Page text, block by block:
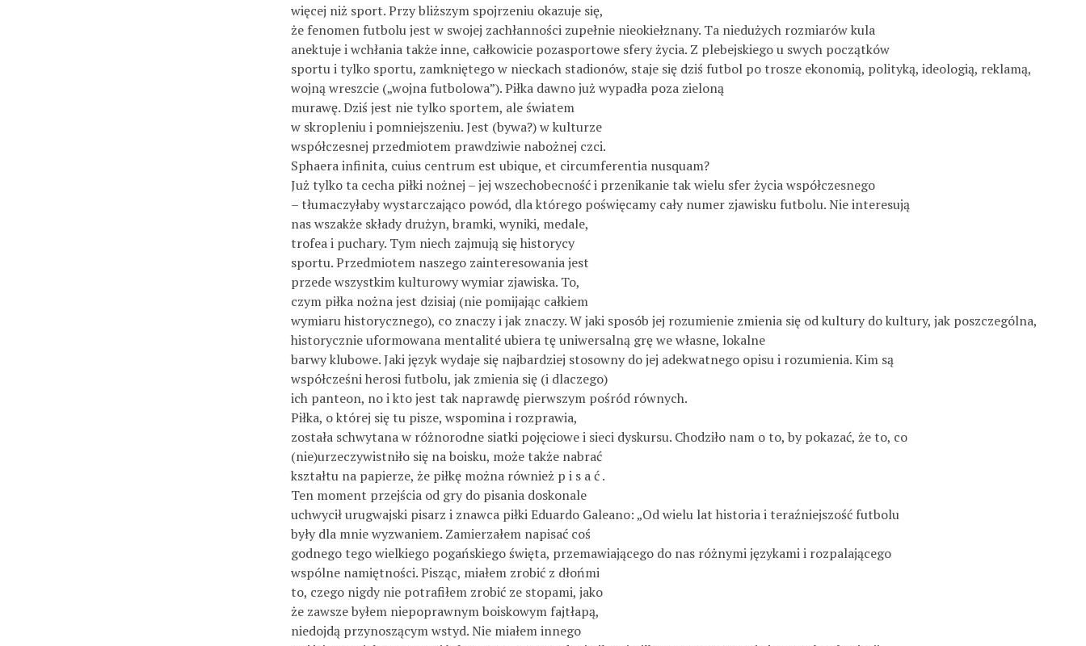
więcej niż sport. Przy bliższym spojrzeniu okazuje się,
że fenomen futbolu jest w swojej zachłanności zupełnie nieokiełznany. Ta niedużych rozmiarów kula
anektuje i wchłania także inne, całkowicie pozasportowe sfery życia. Z plebejskiego u swych początków
sportu i tylko sportu, zamkniętego w nieckach stadionów, staje się dziś futbol po trosze ekonomią, polityką, ideologią, reklamą,
wojną wreszcie („wojna futbolowa”). Piłka dawno już wypadła poza zieloną
murawę. Dziś jest nie tylko sportem, ale światem
w skropleniu i pomniejszeniu. Jest (bywa?) w kulturze
współczesnej przedmiotem prawdziwie nabożnej czci.
Sphaera infinita, cuius centrum est ubique, et circumferentia nusquam?
Już tylko ta cecha piłki nożnej – jej wszechobecność i przenikanie tak wielu sfer życia współczesnego
– tłumaczyłaby wystarczająco powód, dla którego poświęcamy cały numer zjawisku futbolu. Nie interesują
nas wszakże składy drużyn, bramki, wyniki, medale,
trofea i puchary. Tym niech zajmują się historycy
sportu. Przedmiotem naszego zainteresowania jest
przede wszystkim kulturowy wymiar zjawiska. To,
czym piłka nożna jest dzisiaj (nie pomijając całkiem
wymiaru historycznego), co znaczy i jak znaczy. W jaki sposób jej rozumienie zmienia się od kultury do kultury, jak poszczególna,
historycznie uformowana mentalité ubiera tę uniwersalną grę we własne, lokalne
barwy klubowe. Jaki język wydaje się najbardziej stosowny do jej adekwatnego opisu i rozumienia. Kim są
współcześni herosi futbolu, jak zmienia się (i dlaczego)
ich panteon, no i kto jest tak naprawdę pierwszym pośród równych.
Piłka, o której się tu pisze, wspomina i rozprawia,
została schwytana w różnorodne siatki pojęciowe i sieci dyskursu. Chodziło nam o to, by pokazać, że to, co
(nie)urzeczywistniło się na boisku, może także nabrać
kształtu na papierze, że piłkę można również p i s a ć .
Ten moment przejścia od gry do pisania doskonale
uchwycił urugwajski pisarz i znawca piłki Eduardo Galeano: „Od wielu lat historia i teraźniejszość futbolu
były dla mnie wyzwaniem. Zamierzałem napisać coś
godnego tego wielkiego pogańskiego święta, przemawiającego do nas różnymi językami i rozpalającego
wspólne namiętności. Pisząc, miałem zrobić z dłońmi
to, czego nigdy nie potrafiłem zrobić ze stopami, jako
że zawsze byłem niepoprawnym boiskowym fajtłapą,
niedojdą przynoszącym wstyd. Nie miałem innego